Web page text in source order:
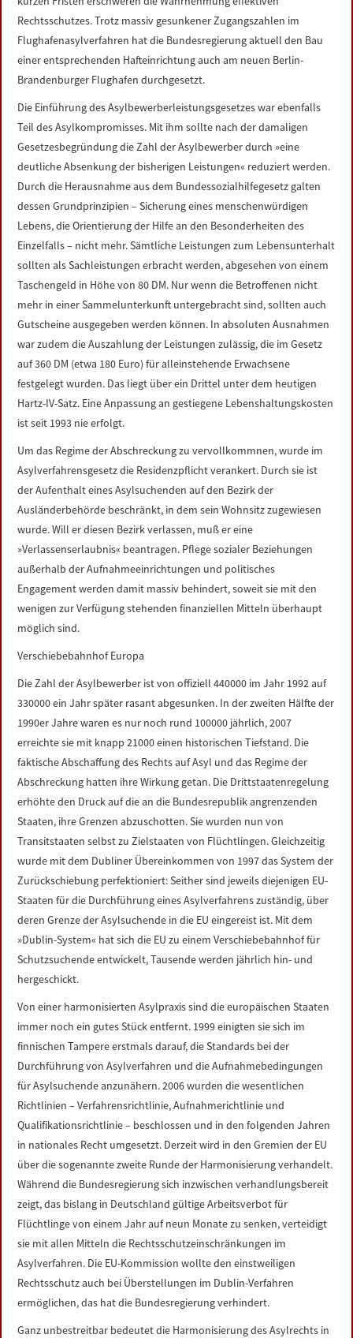
Rechtsschutzes. Trotz massiv gesunkener Zugangszahlen im
Flughafenasylverfahren hat die Bundesregierung aktuell den Bau
einer entsprechenden Hafteinrichtung auch am neuen Berlin-
Brandenburger Flughafen durchgesetzt.
Die Einführung des Asylbewerberleistungsgesetzes war ebenfalls
Teil des Asylkompromisses. Mit ihm sollte nach der damaligen
Gesetzesbegründung die Zahl der Asylbewerber durch »eine
deutliche Absenkung der bisherigen Leistungen« reduziert werden.
Durch die Herausnahme aus dem Bundessozialhilfegesetz galten
dessen Grundprinzipien – Sicherung eines menschenwürdigen
Lebens, die Orientierung der Hilfe an den Besonderheiten des
Einzelfalls – nicht mehr. Sämtliche Leistungen zum Lebensunterhalt
sollten als Sachleistungen erbracht werden, abgesehen von einem
Taschengeld in Höhe von 80 DM. Nur wenn die Betroffenen nicht
mehr in einer Sammelunterkunft untergebracht sind, sollten auch
Gutscheine ausgegeben werden können. In absoluten Ausnahmen
war zudem die Auszahlung der Leistungen zulässig, die im Gesetz
auf 360 DM (etwa 180 Euro) für alleinstehende Erwachsene
festgelegt wurden. Das liegt über ein Drittel unter dem heutigen
Hartz-IV-Satz. Eine Anpassung an gestiegene Lebenshaltungskosten
ist seit 1993 nie erfolgt.
Um das Regime der Abschreckung zu vervollkommnen, wurde im
Asylverfahrensgesetz die Residenzpflicht verankert. Durch sie ist
der Aufenthalt eines Asylsuchenden auf den Bezirk der
Ausländerbehörde beschränkt, in dem sein Wohnsitz zugewiesen
wurde. Will er diesen Bezirk verlassen, muß er eine
»Verlassenserlaubnis« beantragen. Pflege sozialer Beziehungen
außerhalb der Aufnahmeeinrichtungen und politisches
Engagement werden damit massiv behindert, soweit sie mit den
wenigen zur Verfügung stehenden finanziellen Mitteln überhaupt
möglich sind.
Verschiebebahnhof Europa
Die Zahl der Asylbewerber ist von offiziell 440000 im Jahr 1992 auf
330000 ein Jahr später rasant abgesunken. In der zweiten Hälfte der
1990er Jahre waren es nur noch rund 100000 jährlich, 2007
erreichte sie mit knapp 21000 einen historischen Tiefstand. Die
faktische Abschaffung des Rechts auf Asyl und das Regime der
Abschreckung hatten ihre Wirkung getan. Die Drittstaatenregelung
erhöhte den Druck auf die an die Bundesrepublik angrenzenden
Staaten, ihre Grenzen abzuschotten. Sie wurden nun von
Transitstaaten selbst zu Zielstaaten von Flüchtlingen. Gleichzeitig
wurde mit dem Dubliner Übereinkommen von 1997 das System der
Zurückschiebung perfektioniert: Seither sind jeweils diejenigen EU-
Staaten für die Durchführung eines Asylverfahrens zuständig, über
deren Grenze der Asylsuchende in die EU eingereist ist. Mit dem
»Dublin-System« hat sich die EU zu einem Verschiebebahnhof für
Schutzsuchende entwickelt, Tausende werden jährlich hin- und
hergeschickt.
Von einer harmonisierten Asylpraxis sind die europäischen Staaten
immer noch ein gutes Stück entfernt. 1999 einigten sie sich im
finnischen Tampere erstmals darauf, die Standards bei der
Durchführung von Asylverfahren und die Aufnahmebedingungen
für Asylsuchende anzunähern. 2006 wurden die wesentlichen
Richtlinien – Verfahrensrichtlinie, Aufnahmerichtlinie und
Qualifikationsrichtlinie – beschlossen und in den folgenden Jahren
in nationales Recht umgesetzt. Derzeit wird in den Gremien der EU
über die sogenannte zweite Runde der Harmonisierung verhandelt.
Während die Bundesregierung sich inzwischen verhandlungsbereit
zeigt, das bislang in Deutschland gültige Arbeitsverbot für
Flüchtlinge von einem Jahr auf neun Monate zu senken, verteidigt
sie mit allen Mitteln die Rechtsschutzeinschränkungen im
Asylverfahren. Die EU-Kommission wollte den einstweiligen
Rechtsschutz auch bei Überstellungen im Dublin-Verfahren
ermöglichen, das hat die Bundesregierung verhindert.
Ganz unbestreitbar bedeutet die Harmonisierung des Asylrechts in